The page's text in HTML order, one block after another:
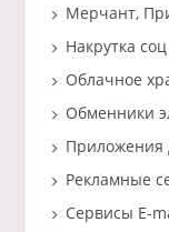
Мерчант,
Накрутка
Облачное
Обменники
Приложения
Рекламные
Сервисы E-